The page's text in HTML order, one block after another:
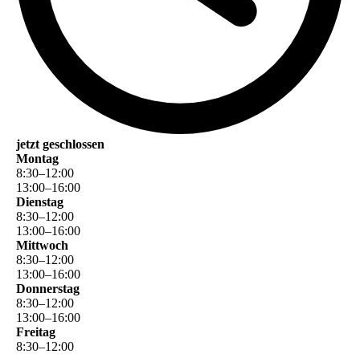
jetzt geschlossen
Montag
8:30–12:00
13:00–16:00
Dienstag
8:30–12:00
13:00–16:00
Mittwoch
8:30–12:00
13:00–16:00
Donnerstag
8:30–12:00
13:00–16:00
Freitag
8:30–12:00